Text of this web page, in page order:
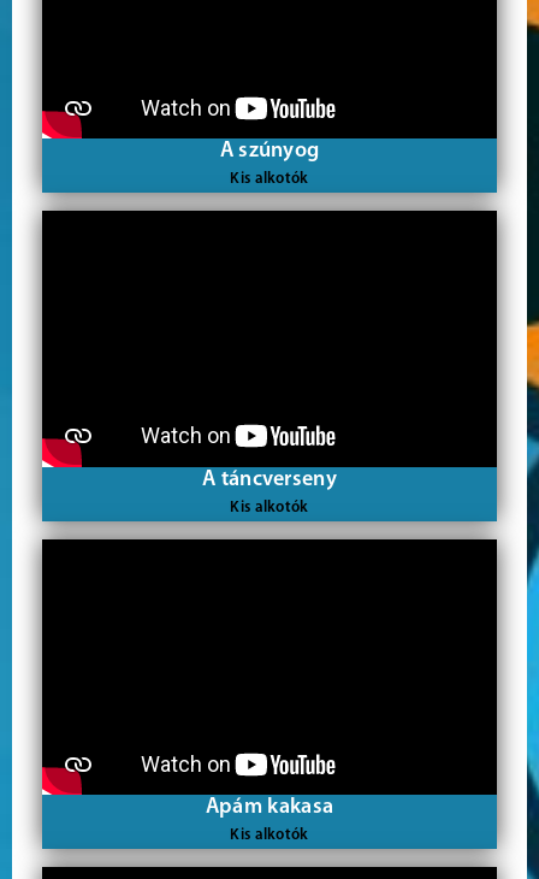
A szúnyog
Kis alkotók
A táncverseny
Kis alkotók
Apám kakasa
Kis alkotók